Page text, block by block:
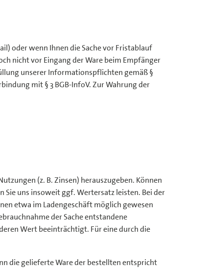
oder wenn Ihnen die Sache vor Fristablauf
nicht vor Eingang der Ware beim Empfänger
unserer Informationspflichten gemäß §
mit § 3 BGB-InfoV. Zur Wahrung der
(z. B. Zinsen) herauszugeben. Können
Sie uns insoweit ggf. Wertersatz leisten. Bei der
etwa im Ladengeschäft möglich gewesen
der Sache entstandene
Wert beeinträchtigt. Für eine durch die
die gelieferte Ware der bestellten entspricht